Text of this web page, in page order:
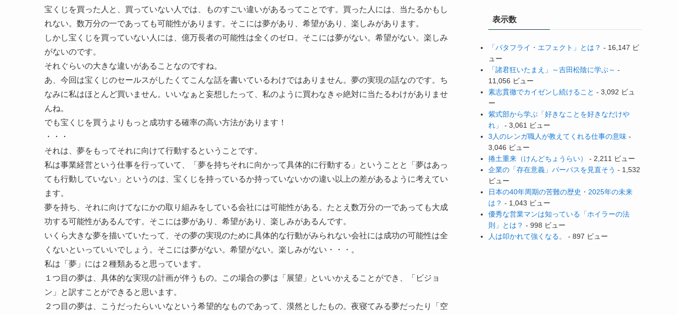
宝くじを買った人と、買っていない人では、ものすごい違いがあるってことです。買った人には、当たるかもし
れない。数万分の一であっても可能性があります。そこには夢があり、希望があり、楽しみがあります。
しかし宝くじを買っていない人には、億万長者の可能性は全くのゼロ。そこには夢がない。希望がない。楽しみ
がないのです。
それぐらいの大きな違いがあることなのですね。
あ、今回は宝くじのセールスがしたくてこんな話を書いているわけではありません。夢の実現の話なのです。ち
なみに私はほとんど買いません。いいなぁと妄想したって、私のように買わなきゃ絶対に当たるわけがありませ
んね。
でも宝くじを買うよりもっと成功する確率の高い方法があります！
・・・
それは、夢をもってそれに向けて行動するということです。
私は事業経営という仕事を行っていて、「夢を持ちそれに向かって具体的に行動する」ということと「夢はあっ
ても行動していない」というのは、宝くじを持っているか持っていないかの違い以上の差があるように考えてい
ます。
夢を持ち、それに向けてなにかの取り組みをしている会社には可能性がある。たとえ数万分の一であっても大成
功する可能性があるんです。そこには夢があり、希望があり、楽しみがあるんです。
いくら大きな夢を描いていたって、その夢の実現のために具体的な行動がみられない会社には成功の可能性は全
くないといっていいでしょう。そこには夢がない。希望がない。楽しみがない・・・。
私は「夢」には２種類あると思っています。
１つ目の夢は、具体的な実現の計画が伴うもの。この場合の夢は「展望」といいかえることができ、「ビジョ
ン」と訳すことができると思います。
２つ目の夢は、こうだったらいいなという希望的なものであって、漠然としたもの。夜寝てみる夢だったり「空
表示数
「バタフライ・エフェクト」とは？ - 16,147 ビ
ュー
「諸君狂いたまえ」～吉田松陰に学ぶ～ -
11,056 ビュー
素志貫徹でカイゼンし続けること - 3,092 ビュ
ー
紫式部から学ぶ「好きなことを好きなだけや
れ」
- 3,061 ビュー
3人のレンガ職人が教えてくれる仕事の意味 -
3,046 ビュー
捲土重来（けんどちょうらい）
- 2,211 ビュー
企業の「存在意義」パーパスを見直そう - 1,532
ビュー
日本の40年周期の苦難の歴史・2025年の未来
は？ - 1,043 ビュー
優秀な営業マンは知っている「ホイラーの法
則」とは？ - 998 ビュー
人は叩かれて強くなる。
- 897 ビュー